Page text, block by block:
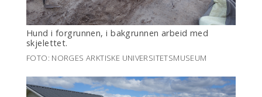
Hund i forgrunnen, i bakgrunnen arbeid med
skjelettet.
FOTO: NORGES ARKTISKE UNIVERSITETSMUSEUM